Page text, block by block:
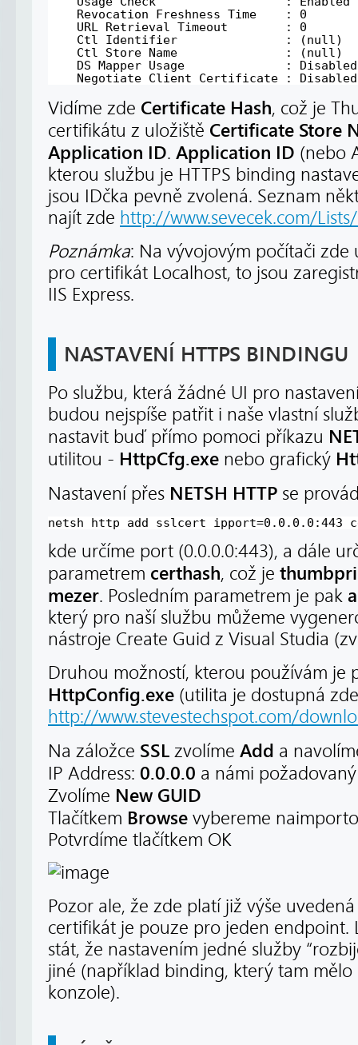
Revocation Freshness Time    : 0
URL Retrieval Timeout        : 0
Ctl Identifier               : (null)
Ctl Store Name               : (null)
DS Mapper Usage              : Disabled
Negotiate Client Certificate : Disabled
Vidíme zde Certificate Hash, což je
certifikátu z uložiště Certificate Store
Application ID. Application ID (nebo
kterou službu je HTTPS binding
jsou IDčka pevně zvolená. Seznam
najít zde http://www.sevecek.com/
Poznámka: Na vývojovým počítači
pro certifikát Localhost, to jsou
IIS Express.
NASTAVENÍ HTTPS BINDINGU
Po službu, která žádné UI pro
budou nejspíše patřit i naše vlastní
nastavit buď přímo pomoci příkazu
utilitou - HttpCfg.exe nebo grafický
Nastavení přes NETSH HTTP se
netsh http add sslcert ipport=0.0.0.0:443
kde určíme port (0.0.0.0:443), a dále
parametrem certhash, což je
mezer. Posledním parametrem je pak
který pro naší službu můžeme
nástroje Create Guid z Visual Studia
Druhou možností, kterou používám je
HttpConfig.exe (utilita je dostupná zde
http://www.stevestechspot.com/
Na záložce SSL zvolíme Add a
IP Address: 0.0.0.0 a námi
Zvolíme New GUID
Tlačítkem Browse vybereme
Potvrdíme tlačítkem OK
Pozor ale, že zde platí již výše
certifikát je pouze pro jeden endpoint.
stát, že nastavením jedné služby
jiné (například binding, který tam mělo
konzole).